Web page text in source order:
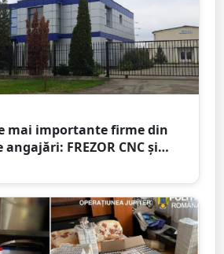
mai importante firme din
FREZOR CNC și
Salarii atractive, premii și